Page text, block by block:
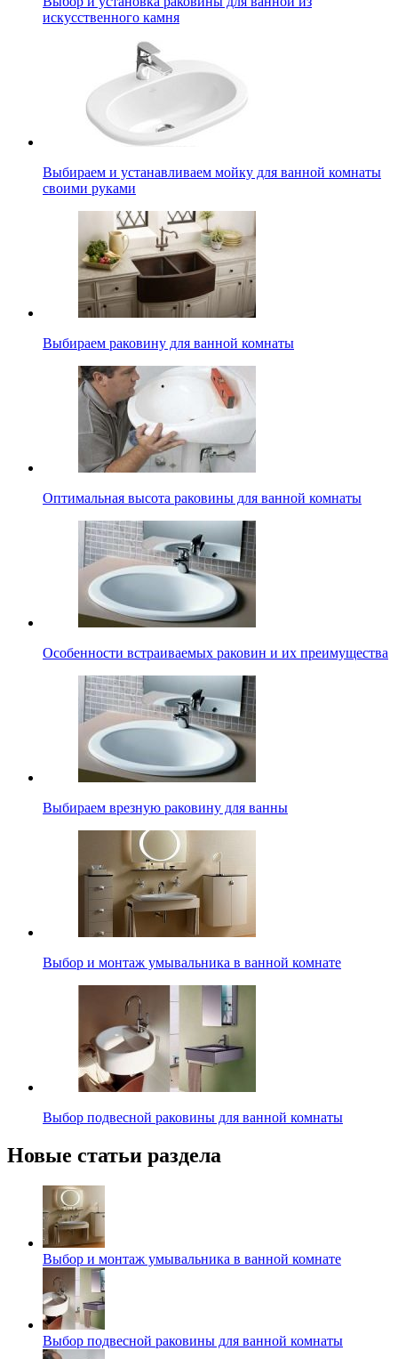
искусственного камня
Выбираем и устанавливаем мойку для ванной комнаты
своими руками
Выбираем раковину для ванной комнаты
Оптимальная высота раковины для ванной комнаты
Особенности встраиваемых раковин и их преимущества
Выбираем врезную раковину для ванны
Выбор и монтаж умывальника в ванной комнате
Выбор подвесной раковины для ванной комнаты
Новые статьи раздела
Выбор и монтаж умывальника в ванной комнате
Выбор подвесной раковины для ванной комнаты